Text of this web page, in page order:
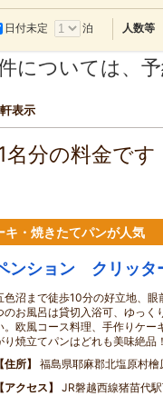
日付未定 泊 人数等
については、
表示
名分の料金で
・焼きたてパンが人気
ンション クリッタ
色沼まで徒歩10分の好立地、
のお風呂は貸切入浴可、ゆっく
。欧風コース料理、手作りケー
り焼立てパンはどれも美味絶品
住所
福島県耶麻郡北塩原村
アクセス
JR磐越西線猪苗代